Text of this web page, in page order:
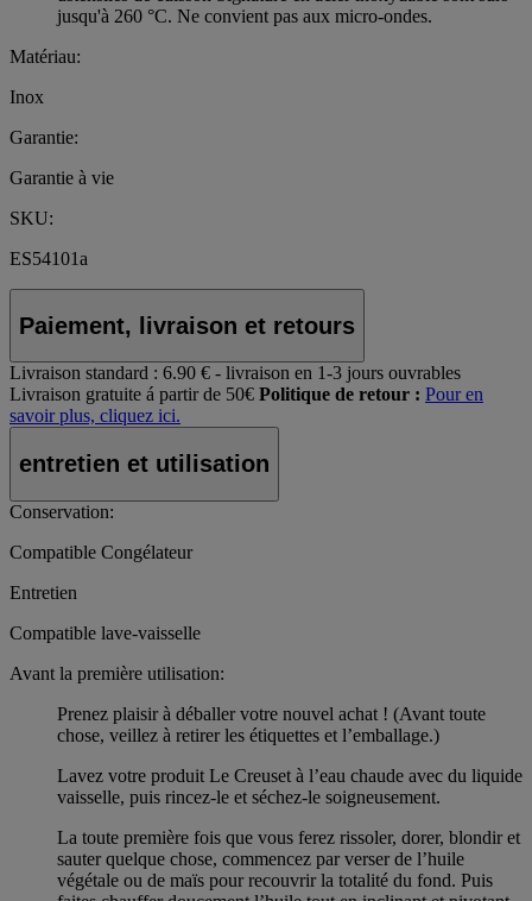
jusqu'à 260 °C. Ne convient pas aux micro-ondes.
Matériau:
Inox
Garantie:
Garantie à vie
SKU:
ES54101a
Paiement, livraison et retours
Livraison standard : 6.90 € - livraison en 1-3 jours ouvrables
Livraison gratuite á partir de 50€ Politique de retour : Pour en
savoir plus, cliquez ici.
entretien et utilisation
Conservation:
Compatible Congélateur
Entretien
Compatible lave-vaisselle
Avant la première utilisation:
Prenez plaisir à déballer votre nouvel achat ! (Avant toute
chose, veillez à retirer les étiquettes et l’emballage.)
Lavez votre produit Le Creuset à l’eau chaude avec du liquide
vaisselle, puis rincez-le et séchez-le soigneusement.
La toute première fois que vous ferez rissoler, dorer, blondir et
sauter quelque chose, commencez par verser de l’huile
végétale ou de maïs pour recouvrir la totalité du fond. Puis